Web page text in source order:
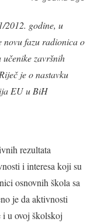
2012. godine, u
novu fazu radionica o
završnih
je o nastavku
EU u BiH
rezultata
i interesa koji su
osnovnih škola sa
je da aktivnosti
i u ovoj školskoj